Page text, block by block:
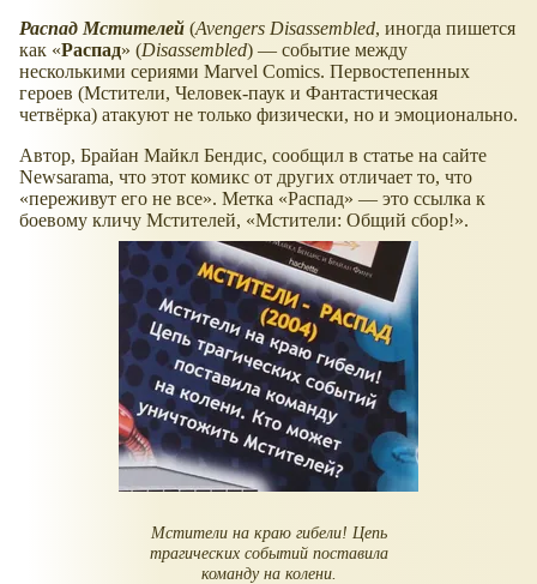
Распад Мстителей (Avengers Disassembled, иногда пишется
как
Распад (Disassembled) — событие между
несколькими сериями Marvel Comics. Первостепенных
героев (Мстители, Человек-паук и Фантастическая
четвёрка) атакуют не только физически, но и эмоционально.
Автор, Брайан Майкл Бендис, сообщил в статье на сайте
Newsarama, что этот комикс от других отличает то, что
переживут его не все . Метка Распад
— это ссылка к
боевому кличу Мстителей,
Мстители: Общий сбор! .
Мстители на краю гибели! Цепь
трагических событий поставила
команду на колени.